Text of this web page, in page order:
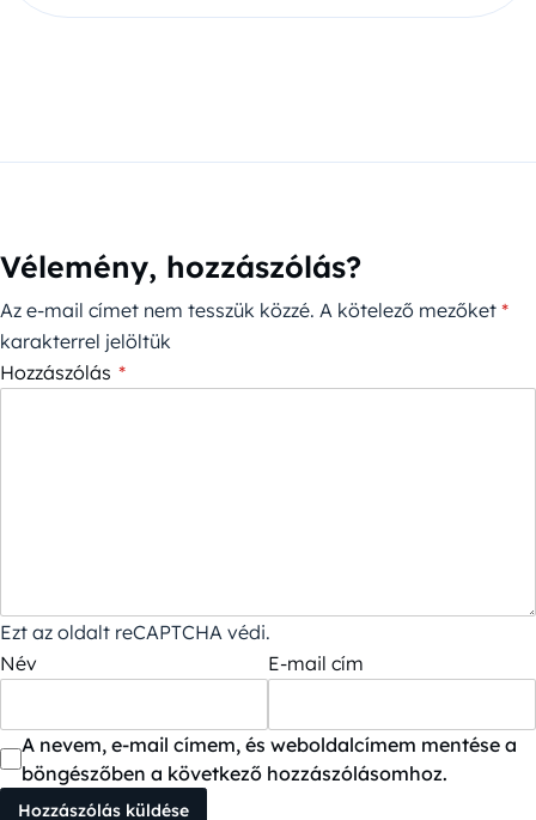
Vélemény, hozzászólás?
Az e-mail címet nem tesszük közzé. A kötelező mezőket *
karakterrel jelöltük
Hozzászólás *
Ezt az oldalt reCAPTCHA védi.
Név
E-mail cím
A nevem, e-mail címem, és weboldalcímem mentése a
böngészőben a következő hozzászólásomhoz.